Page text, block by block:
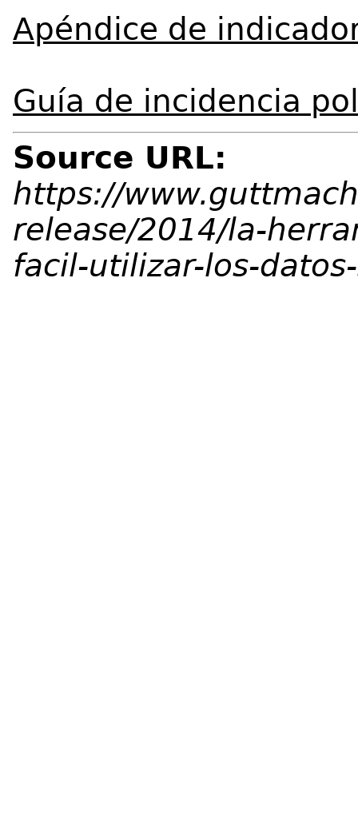
Apéndice de
Guía de incidencia
Source URL:
https://
release/2014/la-
facil-utilizar-los-